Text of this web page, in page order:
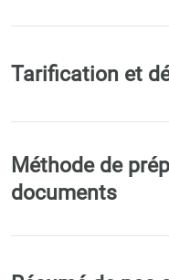
Tarification et
Méthode de
documents